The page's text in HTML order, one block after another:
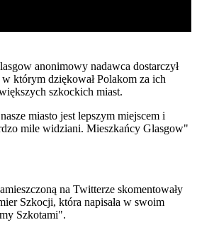
anonimowy nadawca dostarczył
którym dziękował Polakom za ich
szkockich miast.
miasto jest lepszym miejscem i
mile widziani. Mieszkańcy Glasgow"
na Twitterze skomentowały
Szkocji, która napisała w swoim
Szkotami".